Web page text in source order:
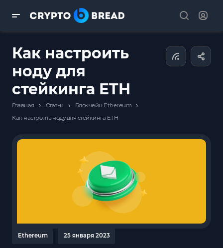
Как настроить
ноду для
стейкинга ETH
Главная › Статьи › Блокчейн Ethereum ›
Как настроить ноду для стейкинга ETH
Ethereum 25 января 2023